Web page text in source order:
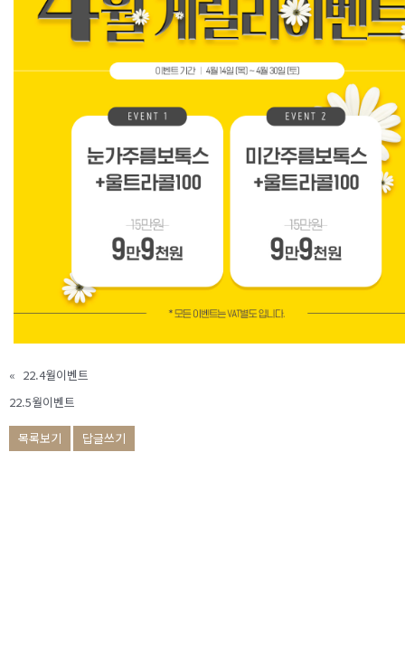
« 22.4월이벤트
22.5월이벤트
목록보기 답글쓰기